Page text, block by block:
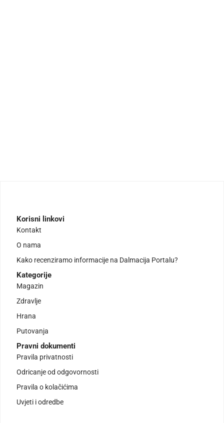
Korisni linkovi
Kontakt
O nama
Kako recenziramo informacije na Dalmacija Portalu?
Kategorije
Magazin
Zdravlje
Hrana
Putovanja
Pravni dokumenti
Pravila privatnosti
Odricanje od odgovornosti
Pravila o kolačićima
Uvjeti i odredbe